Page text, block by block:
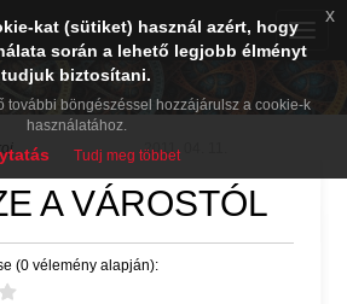
Toggle
2011. 04. 11.
A VÁROSTÓL
(0 vélemény alapján):
kat (sütiket) használ azért, hogy
során a lehető legjobb élményt
tudjuk biztosítani.
további böngészéssel hozzájárulsz a cookie-k
használatához.
Tudj meg többet
x